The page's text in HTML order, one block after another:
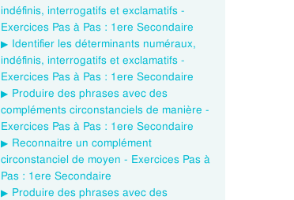
indéfinis, interrogatifs et exclamatifs -
Exercices Pas à Pas : 1ere Secondaire
Identifier les déterminants numéraux,
indéfinis, interrogatifs et exclamatifs -
Exercices Pas à Pas : 1ere Secondaire
Produire des phrases avec des
compléments circonstanciels de manière -
Exercices Pas à Pas : 1ere Secondaire
Reconnaitre un complément
circonstanciel de moyen - Exercices Pas à
Pas : 1ere Secondaire
Produire des phrases avec des